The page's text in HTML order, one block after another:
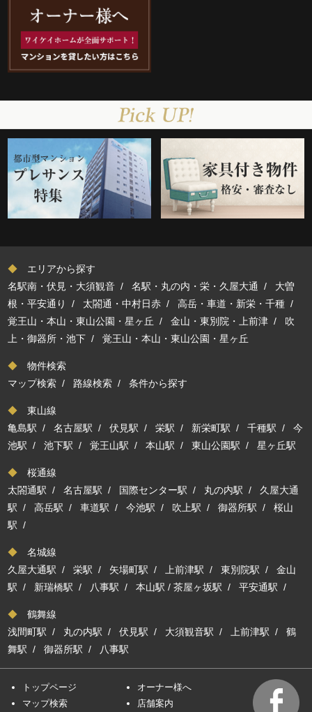
◆ エリアから探す
名駅南・伏見・大須観音 /名駅・丸の内・栄・久屋大通 / 大曽
根・平安通り
/ 太閤通・中村日赤 /高岳・車道・新栄・千種 /
覚王山・本山・東山公園・星ヶ丘 /金山・東別院・上前津 / 吹
上・御器所・池下 /覚王山・本山・東山公園・星ヶ丘
◆ 物件検索
マップ検索 / 路線検索 /条件から探す
◆ 東山線
亀島駅 /名古屋駅 /伏見駅 /栄駅 / 新栄町駅 /千種駅 /今
池駅 /池下駅 /覚王山駅 /本山駅 /東山公園駅 /星ヶ丘駅
◆ 桜通線
太閤通駅 /名古屋駅 / 国際センター駅 / 丸の内駅 / 久屋大通
駅 /高岳駅 /車道駅 /今池駅 / 吹上駅 /御器所駅 /桜山
駅 /
◆ 名城線
久屋大通駅 /栄駅 / 矢場町駅 /上前津駅 /東別院駅 /金山
駅 / 新瑞橋駅 / 八事駅 /本山駅 /茶屋ヶ坂駅 /平安通駅 /
◆ 鶴舞線
浅間町駅 / 丸の内駅 /伏見駅 / 大須観音駅 /上前津駅 /鶴
舞駅 /御器所駅 / 八事駅
トップページ
マップ検索
オーナー様へ
店舗案内